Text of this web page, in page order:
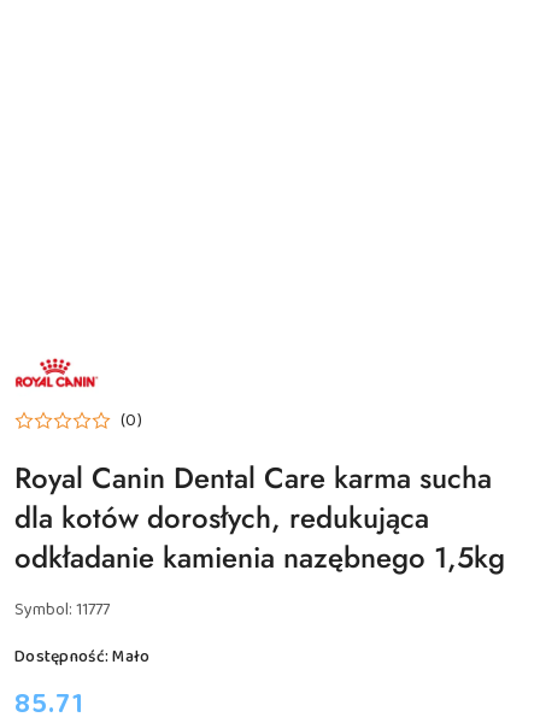
NAZWA
PRODUCENTA:
ROYAL
CANIN
FELINE (0)
Royal Canin Dental Care karma sucha
dla kotów dorosłych, redukująca
odkładanie kamienia nazębnego 1,5kg
Symbol:11777
Dostępność:Mało
cena:
85.71